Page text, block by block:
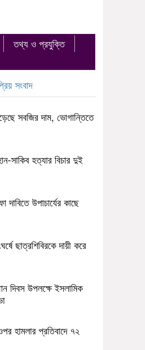
তথ্য ও প্রযুক্তি
সংবাদ
সবজির দাম, ভোগান্তিতে
সাকিব হত্যার বিচার দুই
উপাচার্যের কাছে
ছাত্রশিবিরকে দায়ী করে
দিবস উপলক্ষে ইসলামিক
হামলার প্রতিবাদে ৭২